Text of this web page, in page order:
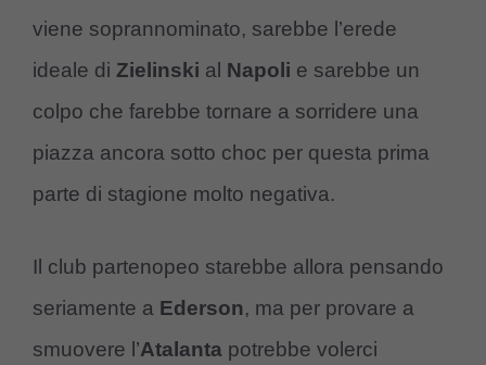
viene soprannominato, sarebbe l’erede
ideale di Zielinski al Napoli e sarebbe un
colpo che farebbe tornare a sorridere una
piazza ancora sotto choc per questa prima
parte di stagione molto negativa.
Il club partenopeo starebbe allora pensando
seriamente a Ederson, ma per provare a
smuovere l’Atalanta potrebbe volerci